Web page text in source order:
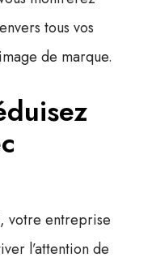
tous vos
de marque.
votre entreprise
l’attention de